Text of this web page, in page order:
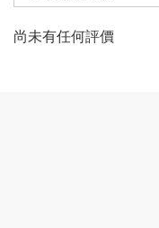
尚未有任何評價